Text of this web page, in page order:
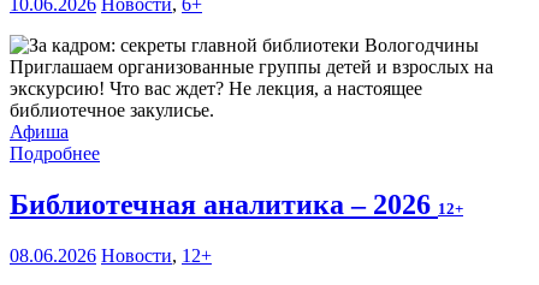
10.06.2026 Новости, 6+
Приглашаем организованные группы детей и взрослых на
экскурсию! Что вас ждет? Не лекция, а настоящее
библиотечное закулисье.
Афиша
Подробнее
Библиотечная аналитика – 2026 12+
08.06.2026 Новости, 12+